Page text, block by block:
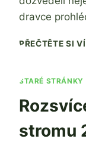
dravce
PŘEČTĚTE SI
STARÉ STRÁNKY
stromu